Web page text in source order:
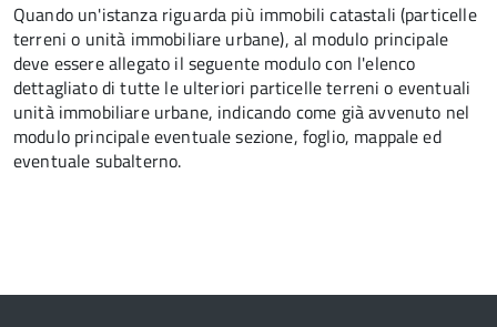
Quando un'istanza riguarda più immobili catastali (particelle
terreni o unità immobiliare urbane), al modulo principale
deve essere allegato il seguente modulo con l'elenco
dettagliato di tutte le ulteriori particelle terreni o eventuali
unità immobiliare urbane, indicando come già avvenuto nel
modulo principale eventuale sezione, foglio, mappale ed
eventuale subalterno.